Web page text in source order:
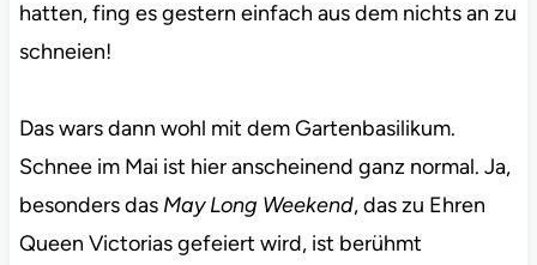
hatten, fing es gestern einfach aus dem nichts an zu
schneien!
Das wars dann wohl mit dem Gartenbasilikum.
Schnee im Mai ist hier anscheinend ganz normal. Ja,
besonders das May Long Weekend, das zu Ehren
Queen Victorias gefeiert wird, ist berühmt